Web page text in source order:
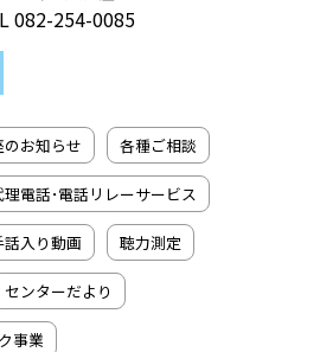
082-254-0085
のお知らせ 各種ご相談
理電話･電話リレーサービス
話入り動画 聴力測定
センターだより
事業